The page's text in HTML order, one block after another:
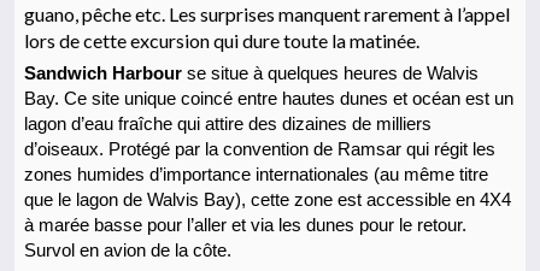
guano, pêche etc. Les surprises manquent rarement à l’appel
lors de cette excursion qui dure toute la matinée.
Sandwich Harbour se situe à quelques heures de Walvis
Bay. Ce site unique coincé entre hautes dunes et océan est un
lagon d’eau fraîche qui attire des dizaines de milliers
d’oiseaux. Protégé par la convention de Ramsar qui régit les
zones humides d’importance internationales (au même titre
que le lagon de Walvis Bay), cette zone est accessible en 4X4
à marée basse pour l’aller et via les dunes pour le retour.
Survol en avion de la côte.